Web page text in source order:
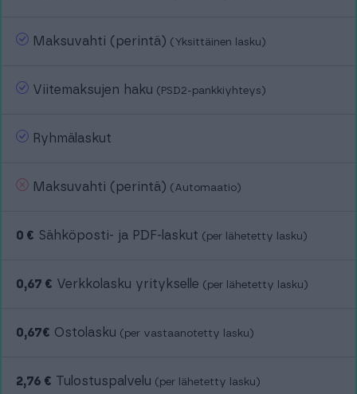
Maksuvahti (perintä) (Yksittäinen lasku)
Viitemaksujen haku (PSD2-pankkiyhteys)
Ryhmälaskut
Maksuvahti (perintä) (Automaatio)
0 € Sähköposti- ja PDF-laskut (per lähetetty lasku)
0,67 € Verkkolasku yritykselle (per lähetetty lasku)
0,67€ Ostolasku (per vastaanotetty lasku)
2,76 € Tulostuspalvelu (per lähetetty lasku)